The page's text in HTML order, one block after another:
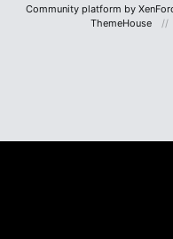
Community platform by
ThemeHouse